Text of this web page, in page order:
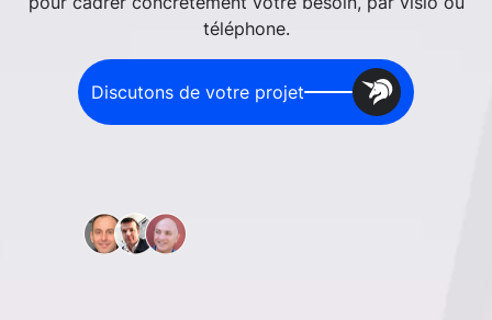
téléphone.
Discutons de votre projet